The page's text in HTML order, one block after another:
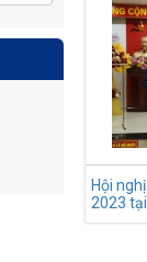
Hội
2023